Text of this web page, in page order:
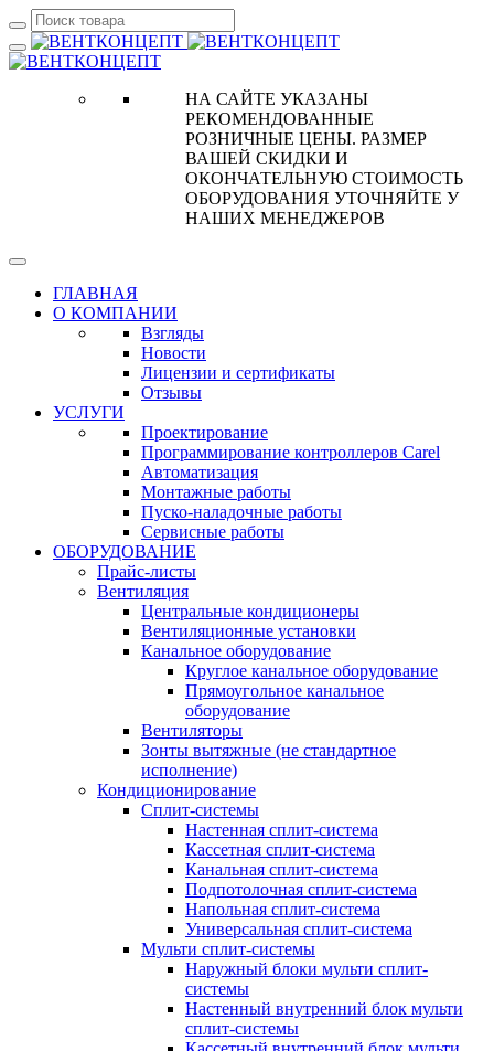
НА САЙТЕ УКАЗАНЫ
РЕКОМЕНДОВАННЫЕ
РОЗНИЧНЫЕ ЦЕНЫ. РАЗМЕР
ВАШЕЙ СКИДКИ И
ОКОНЧАТЕЛЬНУЮ СТОИМОСТЬ
ОБОРУДОВАНИЯ УТОЧНЯЙТЕ У
НАШИХ МЕНЕДЖЕРОВ
ГЛАВНАЯ
О КОМПАНИИ
Взгляды
Новости
Лицензии и сертификаты
Отзывы
УСЛУГИ
Проектирование
Программирование контроллеров Carel
Автоматизация
Монтажные работы
Пуско-наладочные работы
Сервисные работы
ОБОРУДОВАНИЕ
Прайс-листы
Вентиляция
Центральные кондиционеры
Вентиляционные установки
Канальное оборудование
Круглое канальное оборудование
Прямоугольное канальное
оборудование
Вентиляторы
Зонты вытяжные (не стандартное
исполнение)
Кондиционирование
Сплит-системы
Настенная сплит-система
Кассетная сплит-система
Канальная сплит-система
Подпотолочная сплит-система
Напольная сплит-система
Универсальная сплит-система
Мульти сплит-системы
Наружный блоки мульти сплит-
системы
Настенный внутренний блок мульти
сплит-системы